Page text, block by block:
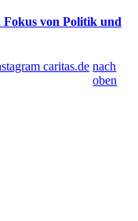
Fokus von Politik und
caritas.de nach
oben